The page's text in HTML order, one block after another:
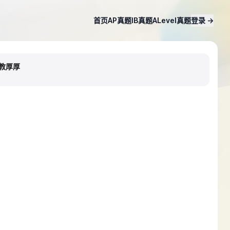
首页AP真题IB真题ALevel真题登录 →
厚厚